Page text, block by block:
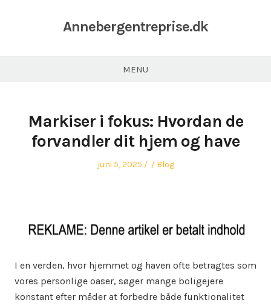
Annebergentreprise.dk
MENU
Markiser i fokus: Hvordan de
forvandler dit hjem og have
Posted
juni 5, 2025 Author
Posted
Blog
I en verden, hvor hjemmet og haven ofte betragtes som
vores personlige oaser, søger mange boligejere
konstant efter måder at forbedre både funktionalitet